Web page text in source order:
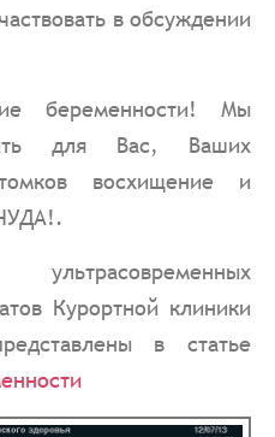
в обсуждении
беременности! Мы
для Вас, Ваших
восхищение и
Курортной клиники
в статье